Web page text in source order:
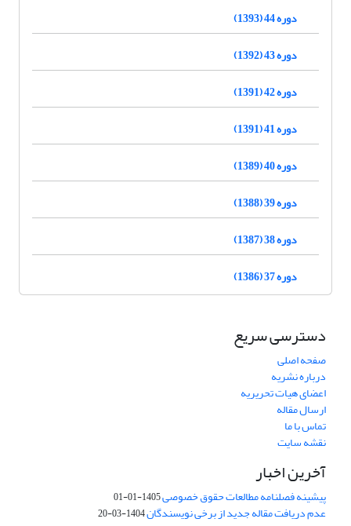
دوره 44 (1393)
دوره 43 (1392)
دوره 42 (1391)
دوره 41 (1391)
دوره 40 (1389)
دوره 39 (1388)
دوره 38 (1387)
دوره 37 (1386)
دسترسی سریع
صفحه اصلی
درباره نشریه
اعضای هیات تحریریه
ارسال مقاله
تماس با ما
نقشه سایت
آخرین اخبار
پیشینه فصلنامه مطالعات حقوق خصوصی1405-01-01
عدم دریافت مقاله جدید از برخی نویسندگان1404-03-20